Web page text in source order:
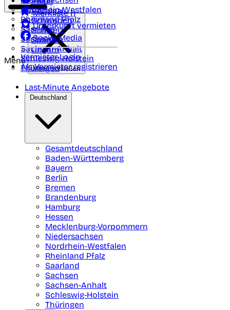
Nordrhein-Westfalen
Rheinland Pfalz
Saarland
Sachsen
Sachsen-Anhalt
Schleswig-Holstein
Thüringen
Portugal
Schweden
Schweiz
Spanien
Ungarn
Merkliste ()
Unterkunft vermieten
Social Media
Vermieter-Login
Als Vermieter registrieren
Menü
Menü schließen
Last-Minute Angebote
Deutschland
Gesamtdeutschland
Baden-Württemberg
Bayern
Berlin
Bremen
Brandenburg
Hamburg
Hessen
Mecklenburg-Vorpommern
Niedersachsen
Nordrhein-Westfalen
Rheinland Pfalz
Saarland
Sachsen
Sachsen-Anhalt
Schleswig-Holstein
Thüringen